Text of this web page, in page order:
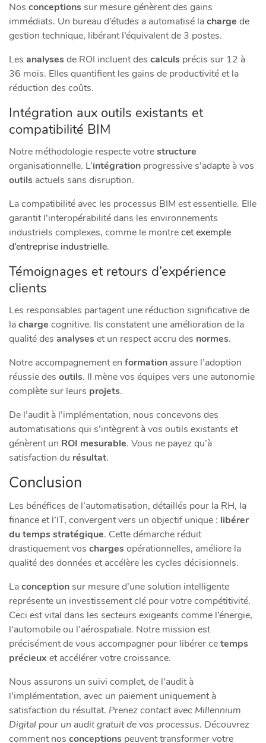
Nos conceptionssur mesure génèrent des gains
immédiats. Un bureau d’études a automatisé lacharge de
gestion technique, libérant l’équivalent de 3 postes.
Les analysesde ROI incluent des calculs précis sur 12 à
36 mois. Elles quantifient les gains de productivité et la
réduction des coûts.
Intégration aux outils existants et
compatibilité BIM
Notre méthodologie respecte votrestructure
organisationnelle. L’intégration progressive s’adapte à vos
outils actuels sans disruption.
La compatibilité avec les processus BIM est essentielle. Elle
garantit l’interopérabilité dans les environnements
industriels complexes, comme le montrecet exemple
d’entreprise industrielle.
Témoignages et retours d’expérience
clients
Les responsables partagent une réduction significative de
lacharge cognitive. Ils constatent une amélioration de la
qualité des analyseset un respect accru des normes.
Notre accompagnement en formation assure l’adoption
réussie des outils. Il mène vos équipes vers une autonomie
complète sur leurs projets.
De l’audit à l’implémentation, nous concevons des
automatisations qui s’intègrent à vos outils existants et
génèrent un ROI mesurable. Vous ne payez qu’à
satisfaction du résultat.
Conclusion
Les bénéfices de l’automatisation, détaillés pour la RH, la
finance et l’IT, convergent vers un objectif unique : libérer
du temps stratégique. Cette démarche réduit
drastiquement vos chargesopérationnelles, améliore la
qualité des données et accélère les cycles décisionnels.
Laconceptionsur mesure d’une solution intelligente
représente un investissement clé pour votre compétitivité.
Ceci est vital dans les secteurs exigeants comme l’énergie,
l’automobile ou l’aérospatiale. Notre mission est
précisément de vous accompagner pour libérer cetemps
précieux et accélérer votre croissance.
Nous assurons un suivi complet, de l’audit à
l’implémentation, avec un paiement uniquement à
satisfaction du résultat. Prenez contact avec Millennium
Digital pour un audit gratuit de vos processus. Découvrez
comment nos conceptions peuvent transformer votre